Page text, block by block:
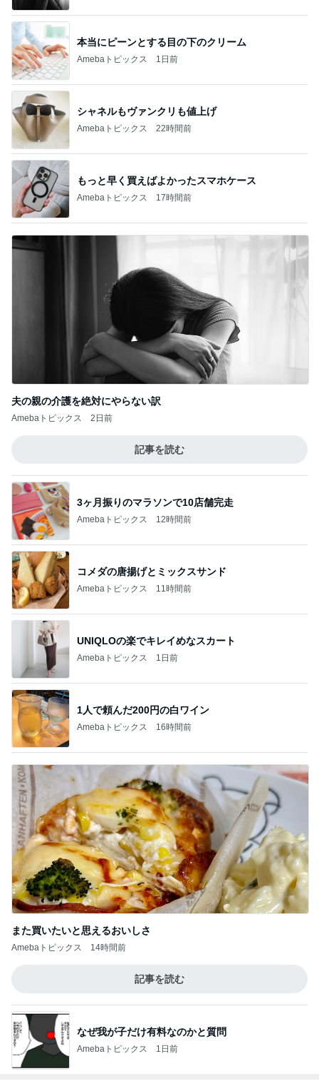
本当にピーンとする目の下のクリーム
Amebaトピックス 1日前
シャネルもヴァンクリも値上げ
Amebaトピックス 22時間前
もっと早く買えばよかったスマホケース
Amebaトピックス 17時間前
夫の親の介護を絶対にやらない訳
Amebaトピックス 2日前
記事を読む
3ヶ月振りのマラソンで10店舗完走
Amebaトピックス 12時間前
コメダの唐揚げとミックスサンド
Amebaトピックス 11時間前
UNIQLOの楽でキレイめなスカート
Amebaトピックス 1日前
1人で頼んだ200円の白ワイン
Amebaトピックス 16時間前
また買いたいと思えるおいしさ
Amebaトピックス 14時間前
記事を読む
なぜ我が子だけ有料なのかと質問
Amebaトピックス 1日前